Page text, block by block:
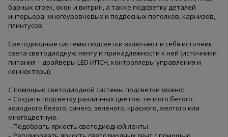
барных стоек, окон и витрин, а также подсветку деталей
интерьера: многоуровневых и подвесных потолков, карнизов,
плинтусов.
Светодиодные системы подсветки включают в себя источник
света светодиодную ленту и принадлежности к ней (источники
питания – драйверы LED ИПСН, контроллеры управления и
коннекторы).
С помощью светодиодной системы подсветки можно:
– Создать подсветку различных цветов: теплого белого,
холодного белого, синего, зеленого, красного, желтого или
многоцветную.
– Подобрать яркость светодиодной ленты.